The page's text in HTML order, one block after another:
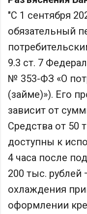
"С 1 сентября
обязательный
9.3 ст. 7
№ 353-ФЗ «О
(займе)»). Его
зависит от
Средства от 50
доступны к
4 часа после
200 тыс. рублей
охлаждения
оформлении